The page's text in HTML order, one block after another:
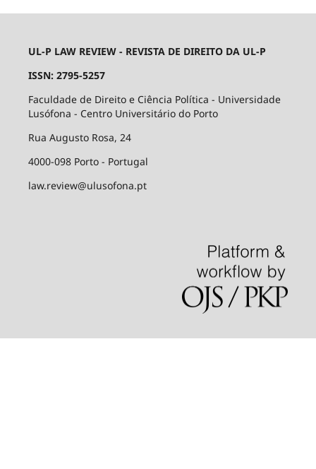
UL-P LAW REVIEW - REVISTA DE DIREITO DA UL-P
ISSN: 2795-5257
Faculdade de Direito e Ciência Política - Universidade
Lusófona - Centro Universitário do Porto
Rua Augusto Rosa, 24
4000-098 Porto - Portugal
law.review@ulusofona.pt